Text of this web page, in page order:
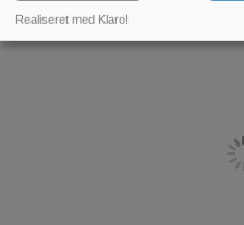
Realiseret med Klaro!